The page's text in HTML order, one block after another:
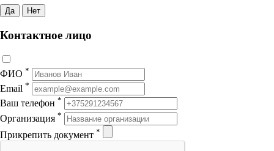
Да Нет
Контактное лицо
ФИО *
Email *
Ваш телефон *
Организация *
Прикрепить документ *